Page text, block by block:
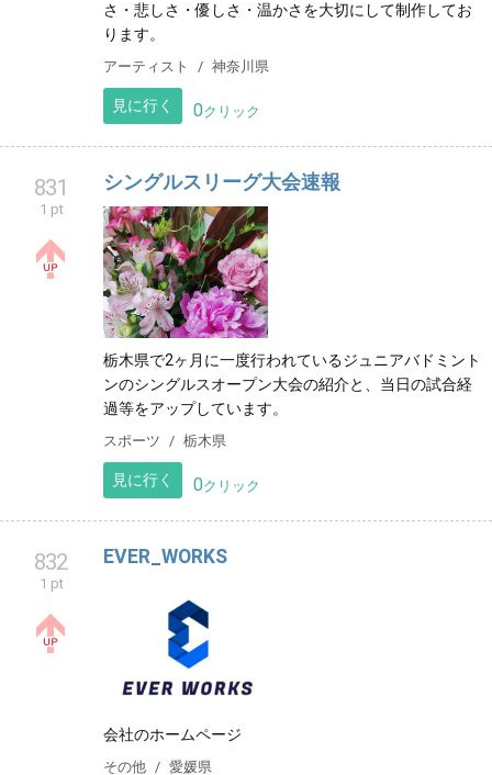
さ・悲しさ・優しさ・温かさを大切にして制作してお
ります。
アーティスト 神奈川県
見に行く 0クリック
831
1 pt
シングルスリーグ大会速報
栃木県で2ヶ月に一度行われているジュニアバドミント
ンのシングルスオープン大会の紹介と、当日の試合経
過等をアップしています。
スポーツ 栃木県
見に行く 0クリック
832
1 pt
EVER_WORKS
会社のホームページ
その他 愛媛県